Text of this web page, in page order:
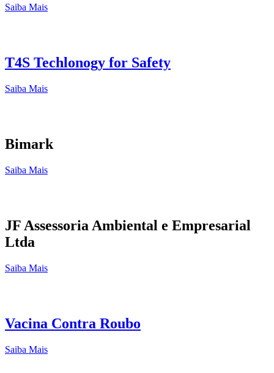
Saiba Mais
T4S Techlonogy for Safety
Saiba Mais
Bimark
Saiba Mais
JF Assessoria Ambiental e Empresarial
Ltda
Saiba Mais
Vacina Contra Roubo
Saiba Mais